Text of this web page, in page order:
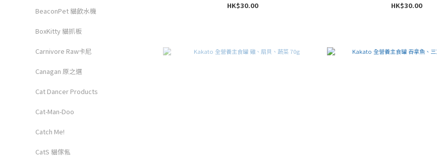
BeaconPet 貓飲水機
BoxKitty 貓抓板
Carnivore Raw卡尼
Canagan 原之選
Cat Dancer Products
Cat-Man-Doo
Catch Me!
CatS 貓傢俬
HK$30.00 HK$30.00